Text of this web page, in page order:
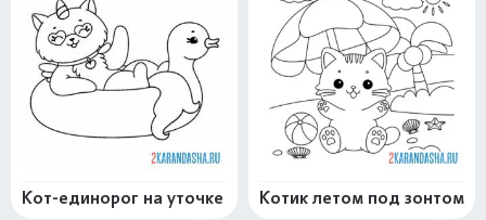
Кот-единорог на уточке Котик летом под зонтом